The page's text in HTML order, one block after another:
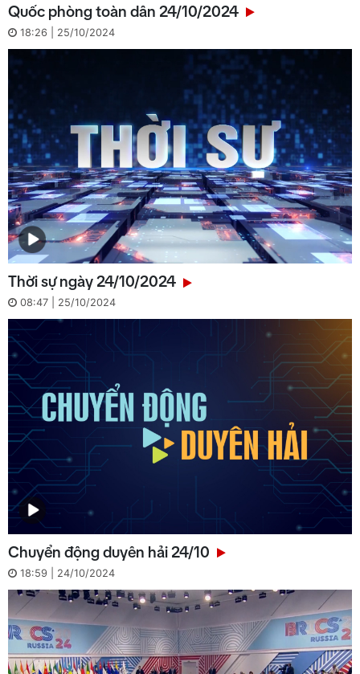
Quốc phòng toàn dân 24/10/2024
18:26 | 25/10/2024
Thời sự ngày 24/10/2024
08:47 | 25/10/2024
Chuyển động duyên hải 24/10
18:59 | 24/10/2024